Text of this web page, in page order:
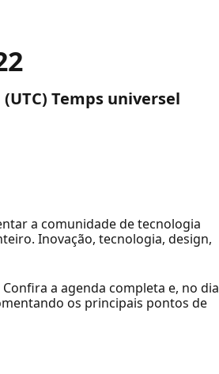
Temps universel
a comunidade de tecnologia
Inovação, tecnologia, design,
a agenda completa e, no dia
os principais pontos de